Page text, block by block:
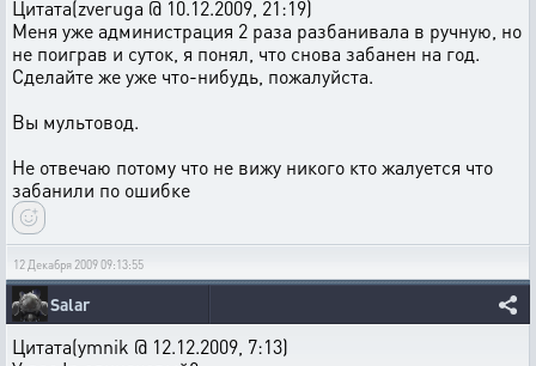
Цитата(zveruga @ 10.12.2009, 21:19)
Меня уже администрация 2 раза разбанивала в ручную, но
не поиграв и суток, я понял, что снова забанен на год.
Сделайте же уже что-нибудь, пожалуйста.
Вы мультовод.
Не отвечаю потому что не вижу никого кто жалуется что
забанили по ошибке
12 Декабря 2009 09:13:55
Salar
Цитата(ymnik @ 12.12.2009, 7:13)